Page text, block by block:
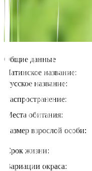
Общие данные
Латинское название:
Русское название:
Распространение:
Места обитания:
Размер взрослой особи:
Срок жизни:
Вариации окраса: